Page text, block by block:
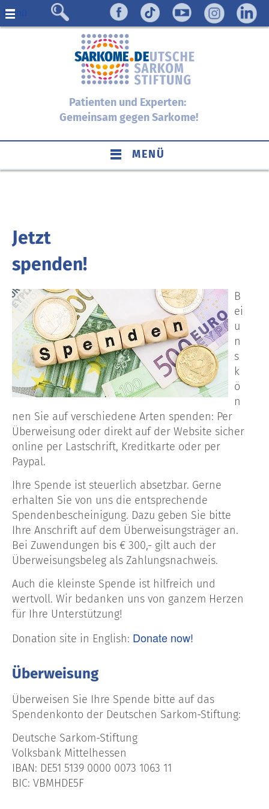
Menü
Patienten und Experten:
Gemeinsam gegen Sarkome!
MENÜ
Jetzt
spenden!
B
ei
u
n
s
k
ö
n
nen Sie auf verschiedene Arten spenden: Per
Überweisung oder direkt auf der Website sicher
online per Lastschrift, Kreditkarte oder per
Paypal.
Ihre Spende ist steuerlich absetzbar. Gerne
erhalten Sie von uns die entsprechende
Spendenbescheinigung. Dazu geben Sie bitte
Ihre Anschrift auf dem Überweisungsträger an.
Bei Zuwendungen bis € 300,- gilt auch der
Überweisungsbeleg als Zahlungsnachweis.
Auch die kleinste Spende ist hilfreich und
wertvoll. Wir bedanken uns von ganzem Herzen
für Ihre Unterstützung!
Donation site in English: Donate now!
Überweisung
Überweisen Sie Ihre Spende bitte auf das
Spendenkonto der Deutschen Sarkom-Stiftung:
Deutsche Sarkom-Stiftung
Volksbank Mittelhessen
IBAN: DE51 5139 0000 0073 1063 11
BIC: VBMHDE5F